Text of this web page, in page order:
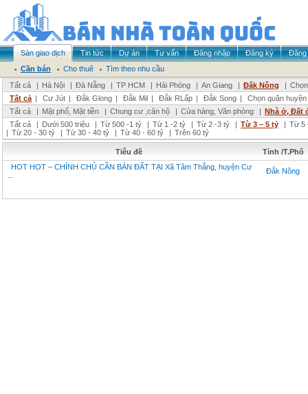
Sàn giao dịch Tin tức Dự án Tư vấn Đăng nhập Đăng ký
Đăng
Cần bán
Cho thuê
Tìm theo nhu cầu
Tất cả
| Hà Nội | Đà Nẵng | TP HCM | Hải Phòng | An Giang | Đắk Nông |
Tất cả | Cư Jút | Đắk Glong | Đắk Mil | Đắk RLấp | Đắk Song |
Chọn quận
Tất cả
| Mặt phố, Mặt tiền | Chung cư ,căn hộ | Cửa hàng, Văn phòng | Nhà ở, Đất
Tất cả
| Dưới 500 triệu | Từ 500 -1 tỷ | Từ 1 -2 tỷ | Từ 2 -3 tỷ | Từ 3 – 5 tỷ | Từ 5
| Từ 20 - 30 tỷ | Từ 30 - 40 tỷ | Từ 40 - 60 tỷ | Trên 60 tỷ
Tiêu đề
Tỉnh /T.Phố
HOT HOT – CHÍNH CHỦ CẦN BÁN ĐẤT TẠI Xã Tâm Thắng, huyện Cư
Đắk Nông